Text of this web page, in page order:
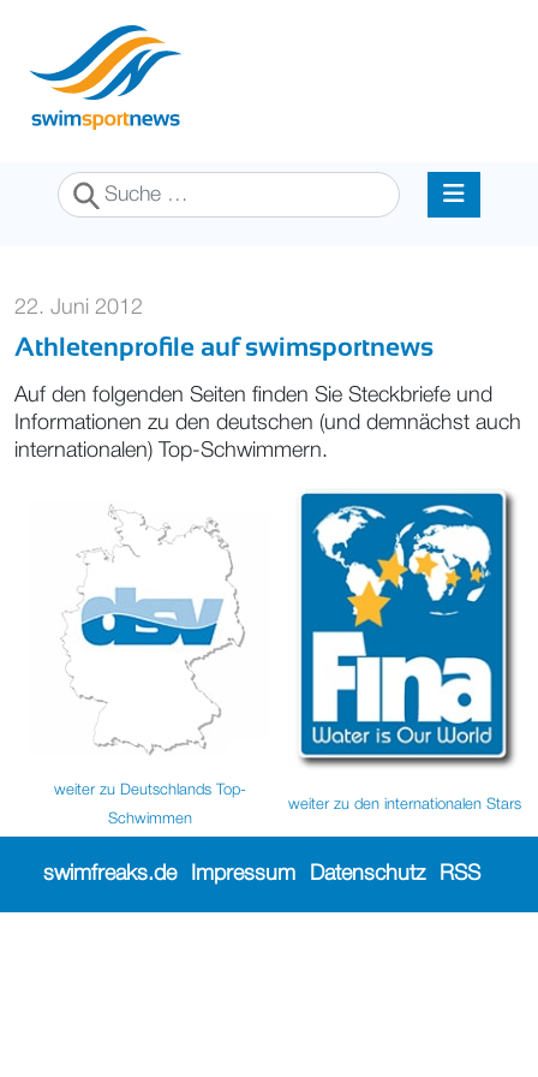
Suchen
22. Juni 2012
Athletenprofile auf swimsportnews
Auf den folgenden Seiten finden Sie Steckbriefe und
Informationen zu den deutschen (und demnächst auch
internationalen) Top-Schwimmern.
weiter zu Deutschlands Top-
Schwimmen
weiter zu den internationalen Stars
swimfreaks.de Impressum Datenschutz RSS